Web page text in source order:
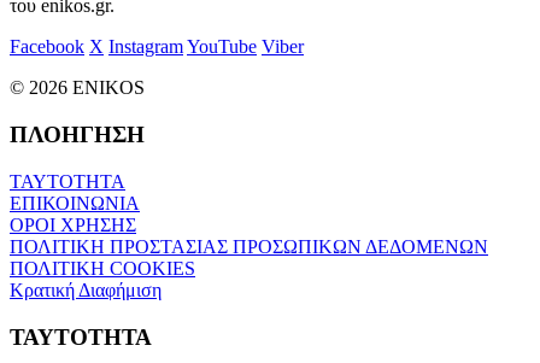
του enikos.gr.
Facebook X InstagramYouTube Viber
© 2026 ENIKOS
ΠΛΟΗΓΗΣΗ
ΤΑΥΤΟΤΗΤΑ
ΕΠΙΚΟΙΝΩΝΙΑ
ΟΡΟΙ ΧΡΗΣΗΣ
ΠΟΛΙΤΙΚΗ ΠΡΟΣΤΑΣΙΑΣ ΠΡΟΣΩΠΙΚΩΝ ΔΕΔΟΜΕΝΩΝ
ΠΟΛΙΤΙΚΗ COOKIES
Κρατική Διαφήμιση
ΤΑΥΤΟΤΗΤΑ